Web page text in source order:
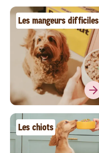
Les mangeurs difficiles
Les chiots